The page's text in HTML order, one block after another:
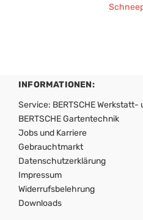
INFORMATIONEN:
Service: BERTSCHE
BERTSCHE Gartentechnik
Jobs und Karriere
Gebrauchtmarkt
Datenschutzerklärung
Impressum
Widerrufsbelehrung
Downloads